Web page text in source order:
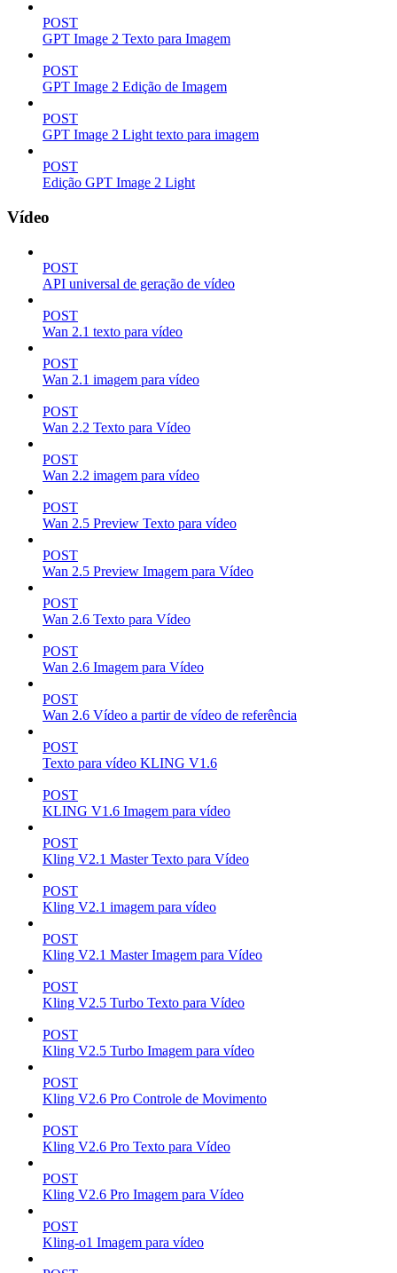
POST
GPT Image 2 Texto para Imagem
POST
GPT Image 2 Edição de Imagem
POST
GPT Image 2 Light texto para imagem
POST
Edição GPT Image 2 Light
Vídeo
POST
API universal de geração de vídeo
POST
Wan 2.1 texto para vídeo
POST
Wan 2.1 imagem para vídeo
POST
Wan 2.2 Texto para Vídeo
POST
Wan 2.2 imagem para vídeo
POST
Wan 2.5 Preview Texto para vídeo
POST
Wan 2.5 Preview Imagem para Vídeo
POST
Wan 2.6 Texto para Vídeo
POST
Wan 2.6 Imagem para Vídeo
POST
Wan 2.6 Vídeo a partir de vídeo de referência
POST
Texto para vídeo KLING V1.6
POST
KLING V1.6 Imagem para vídeo
POST
Kling V2.1 Master Texto para Vídeo
POST
Kling V2.1 imagem para vídeo
POST
Kling V2.1 Master Imagem para Vídeo
POST
Kling V2.5 Turbo Texto para Vídeo
POST
Kling V2.5 Turbo Imagem para vídeo
POST
Kling V2.6 Pro Controle de Movimento
POST
Kling V2.6 Pro Texto para Vídeo
POST
Kling V2.6 Pro Imagem para Vídeo
POST
Kling-o1 Imagem para vídeo